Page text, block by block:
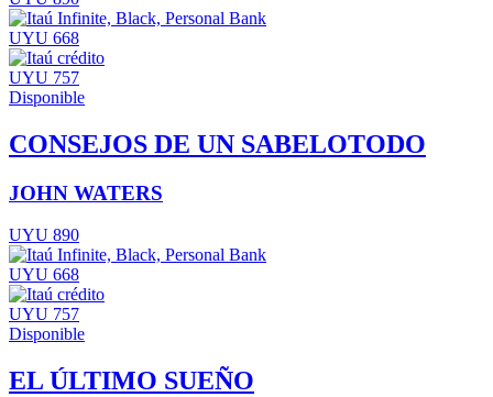
UYU 668
UYU 757
Disponible
CONSEJOS DE UN SABELOTODO
JOHN WATERS
UYU 890
UYU 668
UYU 757
Disponible
EL ÚLTIMO SUEÑO